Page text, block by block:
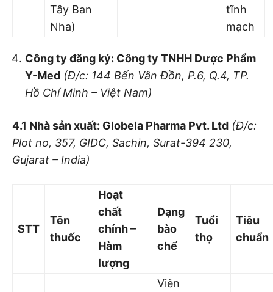
Tây Ban
Nha)
tĩnh
mạch
Công ty đăng ký: Công ty TNHH Dược Phẩm
Y-Med (Đ/c: 144 Bến Vân Đồn, P.6, Q.4, TP.
Hồ Chí Minh – Việt Nam)
4.1 Nhà sản xuất: Globela Pharma Pvt. Ltd (Đ/c:
Plot no, 357, GIDC, Sachin, Surat-394 230,
Gujarat – India)
STT
Tên
thuốc
Hoạt
chất
chính –
Hàm
lượng
Dạng
bào
chế
Tuổi
thọ
Tiêu
chuẩn
Viên